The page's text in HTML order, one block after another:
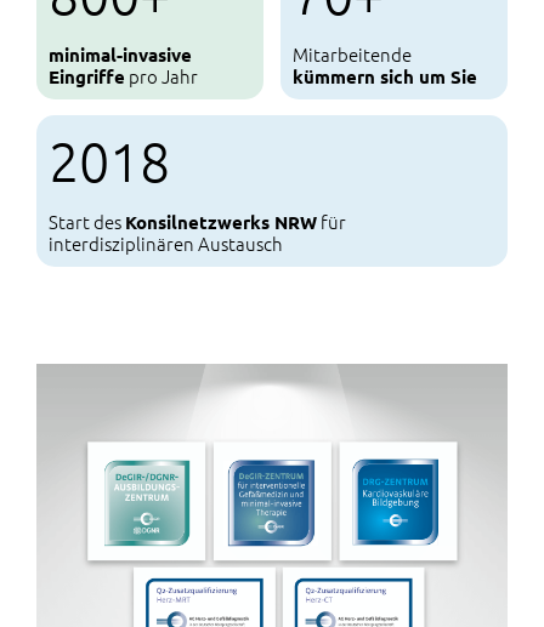
minimal-invasive
Eingriffe pro Jahr
2018
Start des Konsilnetzwerks NRW für
interdisziplinären Austausch
Mitarbeitende
kümmern sich um Sie